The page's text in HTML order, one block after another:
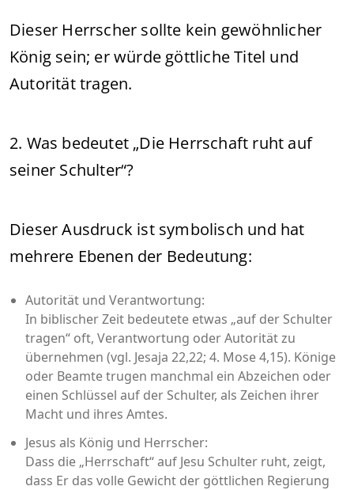
Dieser Herrscher sollte kein gewöhnlicher
König sein; er würde göttliche Titel und
Autorität tragen.
2. Was bedeutet „Die Herrschaft ruht auf
seiner Schulter“?
Dieser Ausdruck ist symbolisch und hat
mehrere Ebenen der Bedeutung:
Autorität und Verantwortung:
In biblischer Zeit bedeutete etwas „auf der Schulter
tragen“ oft, Verantwortung oder Autorität zu
übernehmen (vgl. Jesaja 22,22; 4. Mose 4,15). Könige
oder Beamte trugen manchmal ein Abzeichen oder
einen Schlüssel auf der Schulter, als Zeichen ihrer
Macht und ihres Amtes.
Jesus als König und Herrscher:
Dass die „Herrschaft“ auf Jesu Schulter ruht, zeigt,
dass Er das volle Gewicht der göttlichen Regierung